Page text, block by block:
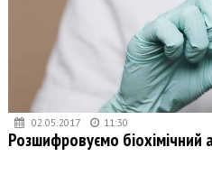
02.05.2017 11:30
Розшифровуємо біохімічний